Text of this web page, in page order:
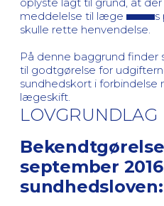
meddelelse til læge
s
skulle rette henvendelse.
På denne baggrund finder
til godtgørelse for
sundhedskort i forbindelse
lægeskift.
LOVGRUNDLAG
Bekendtgørelse
september
sundhedsloven: